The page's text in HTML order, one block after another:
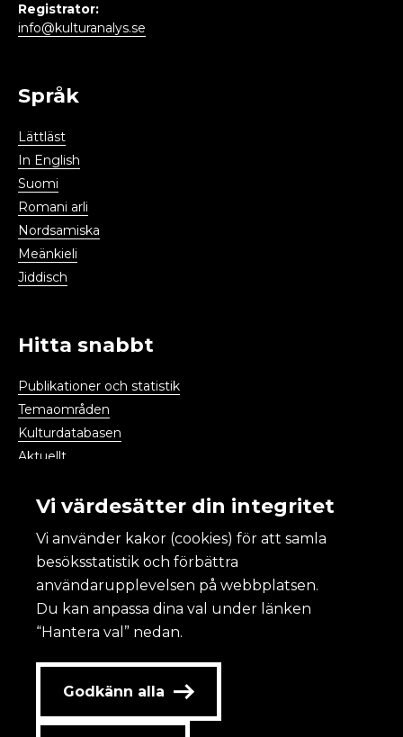
Registrator:
info@kulturanalys.se
Språk
Lättläst
In English
Suomi
Romani arli
Nordsamiska
Meänkieli
Jiddisch
Hitta snabbt
Publikationer och statistik
Temaområden
Kulturdatabasen
Aktuellt
Kulturanalys
Om Kulturanalys
Lättläst
Om webbplatsen och kakor
Tillgänglighet
Redovisning av statlig annonsering
Kontakta oss
Vi värdesätter din integritet
Vi använder kakor (cookies) för att samla
besöksstatistik och förbättra
användarupplevelsen på webbplatsen.
Du kan anpassa dina val under länken
“Hantera val” nedan.
Godkänn alla